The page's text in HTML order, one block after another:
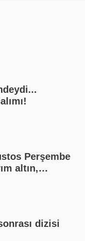
altın,
dizisi